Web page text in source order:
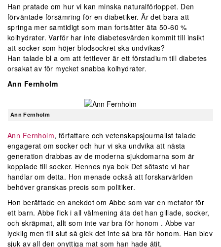
Han pratade om hur vi kan minska naturalförloppet. Den
förväntade försämring för en diabetiker. Är det bara att
springa mer samtidigt som man fortsätter äta 50-60 %
kolhydrater. Varför har inte diabetesvården kommit till insikt
att socker som höjer blodsockret ska undvikas?
Han talade bl a om att fettlever är ett förstadium till diabetes
orsakat av för mycket snabba kolhydrater.
Ann Fernholm
Ann Fernholm
Ann Fernholm, författare och vetenskapsjournalist talade
engagerat om socker och hur vi ska undvika att nästa
generation drabbas av de moderna sjukdomarna som är
kopplade till socker. Hennes nya bok Det sötaste vi har
handlar om detta. Hon menade också att forskarvärlden
behöver granskas precis som politiker.
Hon berättade en anekdot om Abbe som var en metafor för
ett barn. Abbe fick i all välmening äta det han gillade, socker,
och skräpmat, allt som inte var bra för honom . Abbe var
lycklig men till slut så gick det inte så bra för honom. Han blev
sjuk av all den onyttiga mat som han hade ätit.